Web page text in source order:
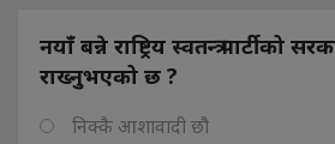
नयाँ बन्ने राष्ट्रिय स्वतन्त्र पार्टीको
राख्नुभएको छ ?
निक्कै आशावादी छौ